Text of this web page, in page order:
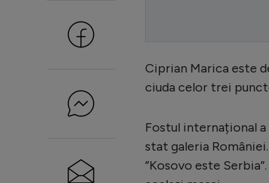
Ciprian Marica este
ciuda celor trei
Fostul internațional
stat galeria
”Kosovo este